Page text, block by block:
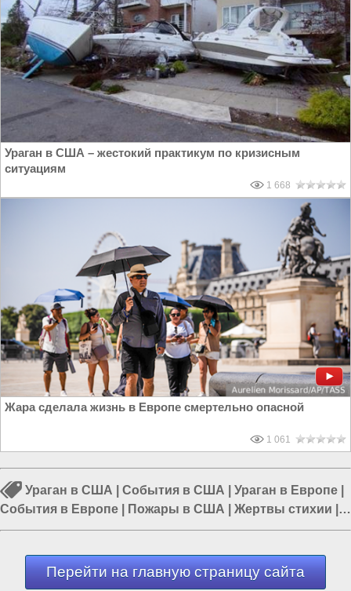
Ураган в США – жестокий практикум по кризисным
ситуациям
1 668
Жара сделала жизнь в Европе смертельно опасной
1 061
Ураган в США События в США Ураган в Европе
События в Европе
Пожары в США Жертвы стихии
Лесной пожар
Перейти на главную страницу сайта